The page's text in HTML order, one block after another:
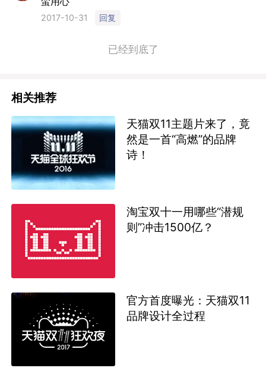
2017-10-31 回复
已经到底了
相关推荐
天猫双11主题片来了，竟
然是一首“高燃”的品牌
诗！
淘宝双十一用哪些“潜规
则”冲击1500亿？
官方首度曝光：天猫双11
品牌设计全过程